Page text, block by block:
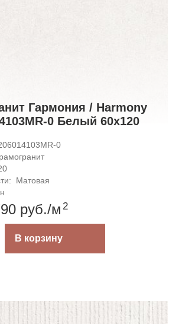
Гармония / Harmony
0 Белый 60x120
0
Матовая
руб./м 2
В корзину